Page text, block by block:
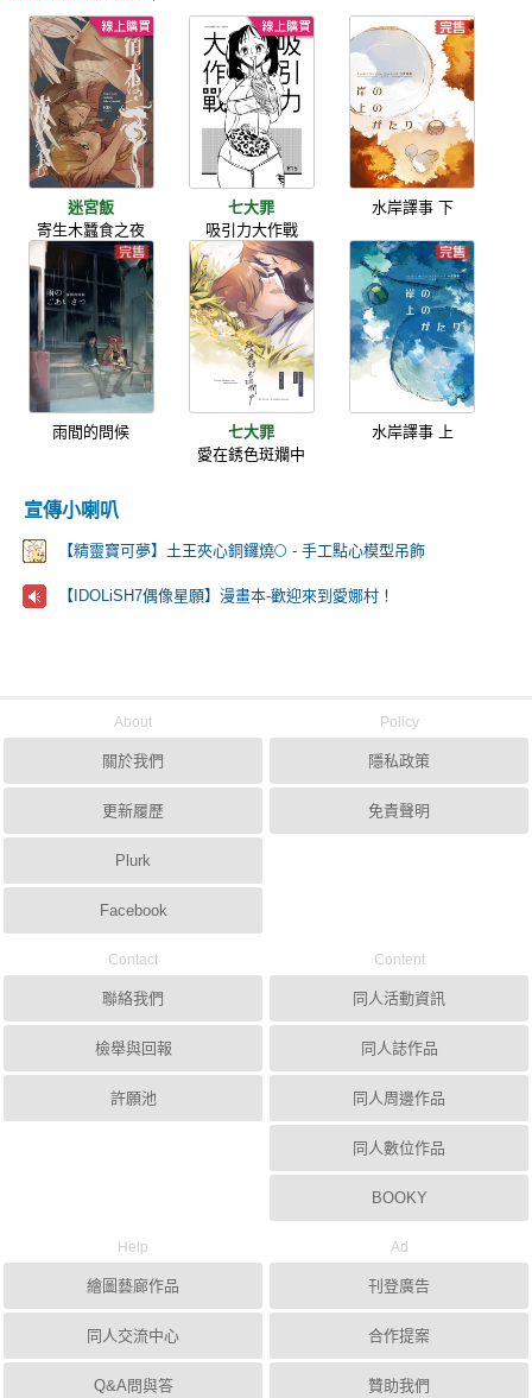
迷宮飯
寄生木蠶食之夜
七大罪
吸引力大作戰
水岸譯事 下
雨間的問候
七大罪
愛在銹色斑斕中
水岸譯事 上
宣傳小喇叭
【精靈寶可夢】土王夾心銅鑼燒🌕 - 手工點心模型吊飾
【IDOLiSH7偶像星願】漫畫本-歡迎來到愛娜村！
About
關於我們
更新履歷
Plurk
Facebook
Policy
隱私政策
免責聲明
Contact
聯絡我們
檢舉與回報
許願池
Content
同人活動資訊
同人誌作品
同人周邊作品
同人數位作品
BOOKY
Help
繪圖藝廊作品
同人交流中心
Q&A問與答
Ad
刊登廣告
合作提案
贊助我們